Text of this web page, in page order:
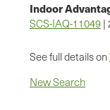
Indoor
SCS-IAQ-11049 |
See full details on
New Search